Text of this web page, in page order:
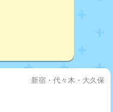
新宿・代々木・大久保